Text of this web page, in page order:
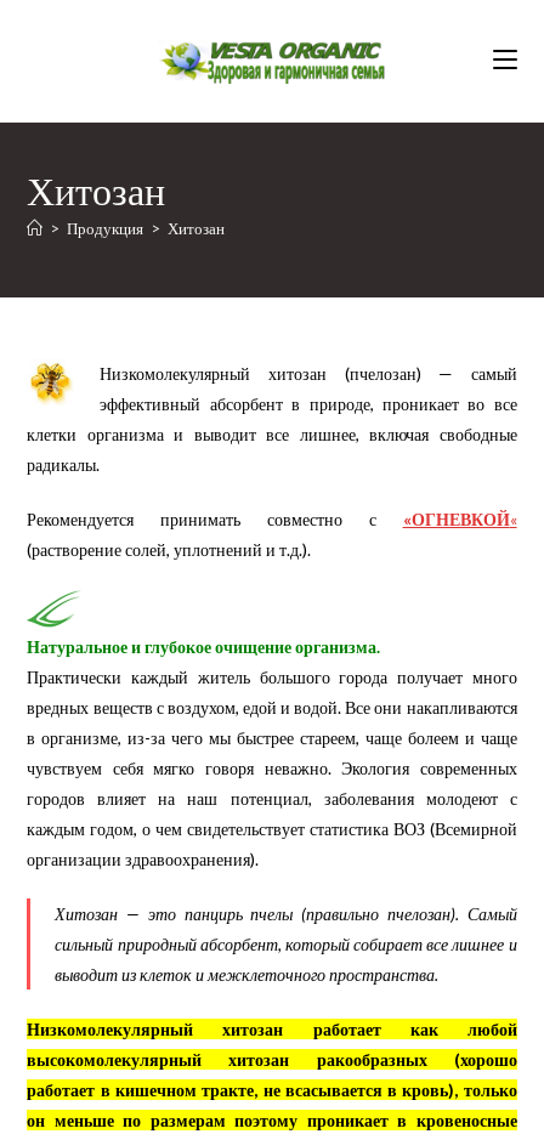
Хитозан
> Продукция > Хитозан
Низкомолекулярный хитозан (пчелозан) — самый
эффективный абсорбент в природе, проникает во все
клетки организма и выводит все лишнее, включая свободные
радикалы.
Рекомендуется принимать совместно с «ОГНЕВКОЙ«
(растворение солей, уплотнений и т.д.).
Натуральное и глубокое очищение организма.
Практически каждый житель большого города получает много
вредных веществ с воздухом, едой и водой. Все они накапливаются
в организме, из-за чего мы быстрее стареем, чаще болеем и чаще
чувствуем себя мягко говоря неважно. Экология современных
городов влияет на наш потенциал, заболевания молодеют с
каждым годом, о чем свидетельствует статистика ВОЗ (Всемирной
организации здравоохранения).
Хитозан — это панцирь пчелы (правильно пчелозан). Самый
сильный природный абсорбент, который собирает все лишнее и
выводит из клеток и межклеточного пространства.
Низкомолекулярный хитозан работает как любой
высокомолекулярный хитозан ракообразных (хорошо
работает в кишечном тракте, не всасывается в кровь), только
он меньше по размерам поэтому проникает в кровеносные